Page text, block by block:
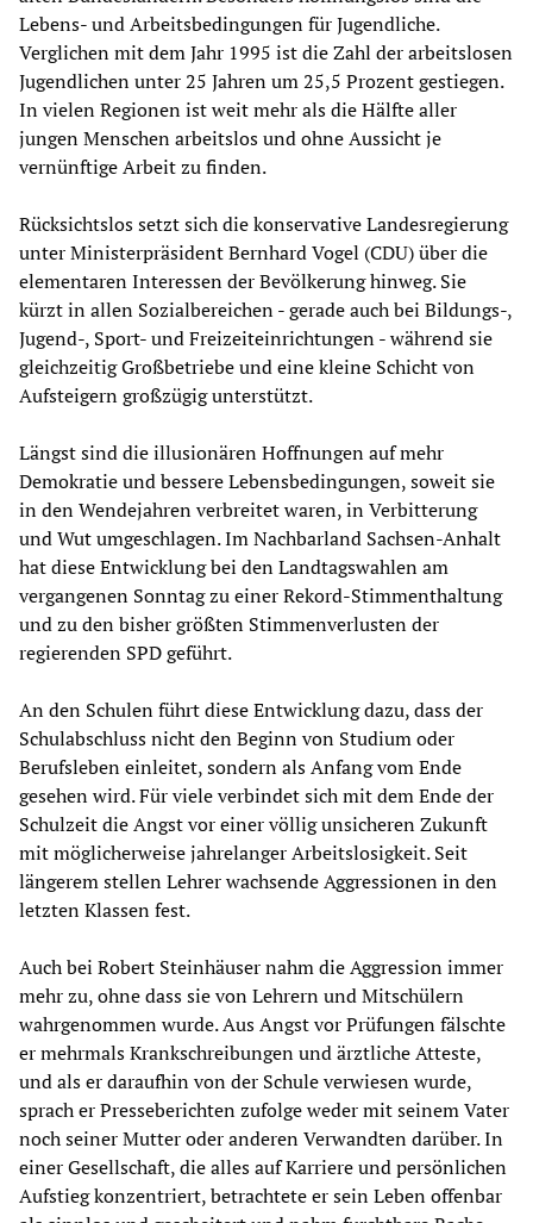
Lebens- und Arbeitsbedingungen für Jugendliche.
Verglichen mit dem Jahr 1995 ist die Zahl der arbeitslosen
Jugendlichen unter 25 Jahren um 25,5 Prozent gestiegen.
In vielen Regionen ist weit mehr als die Hälfte aller
jungen Menschen arbeitslos und ohne Aussicht je
vernünftige Arbeit zu finden.
Rücksichtslos setzt sich die konservative Landesregierung
unter Ministerpräsident Bernhard Vogel (CDU) über die
elementaren Interessen der Bevölkerung hinweg. Sie
kürzt in allen Sozialbereichen - gerade auch bei Bildungs-,
Jugend-, Sport- und Freizeiteinrichtungen - während sie
gleichzeitig Großbetriebe und eine kleine Schicht von
Aufsteigern großzügig unterstützt.
Längst sind die illusionären Hoffnungen auf mehr
Demokratie und bessere Lebensbedingungen, soweit sie
in den Wendejahren verbreitet waren, in Verbitterung
und Wut umgeschlagen. Im Nachbarland Sachsen-Anhalt
hat diese Entwicklung bei den Landtagswahlen am
vergangenen Sonntag zu einer Rekord-Stimmenthaltung
und zu den bisher größten Stimmenverlusten der
regierenden SPD geführt.
An den Schulen führt diese Entwicklung dazu, dass der
Schulabschluss nicht den Beginn von Studium oder
Berufsleben einleitet, sondern als Anfang vom Ende
gesehen wird. Für viele verbindet sich mit dem Ende der
Schulzeit die Angst vor einer völlig unsicheren Zukunft
mit möglicherweise jahrelanger Arbeitslosigkeit. Seit
längerem stellen Lehrer wachsende Aggressionen in den
letzten Klassen fest.
Auch bei Robert Steinhäuser nahm die Aggression immer
mehr zu, ohne dass sie von Lehrern und Mitschülern
wahrgenommen wurde. Aus Angst vor Prüfungen fälschte
er mehrmals Krankschreibungen und ärztliche Atteste,
und als er daraufhin von der Schule verwiesen wurde,
sprach er Presseberichten zufolge weder mit seinem Vater
noch seiner Mutter oder anderen Verwandten darüber. In
einer Gesellschaft, die alles auf Karriere und persönlichen
Aufstieg konzentriert, betrachtete er sein Leben offenbar